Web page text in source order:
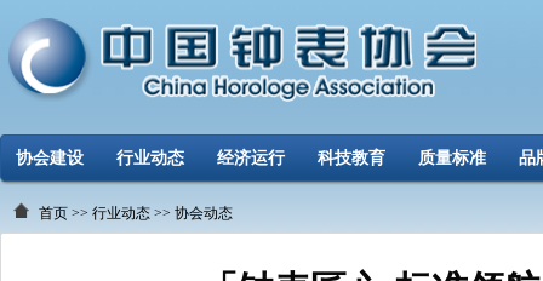
协会建设 行业动态 经济运行 科技教育 质量标准 品
首页 >> 行业动态 >> 协会动态